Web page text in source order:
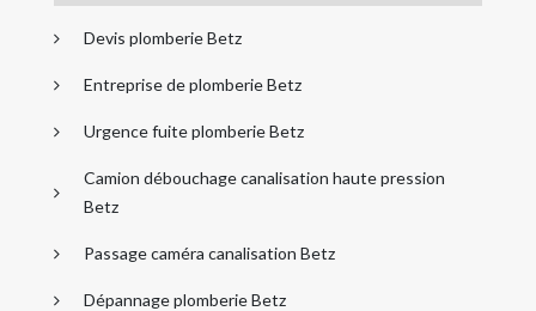
Devis plomberie Betz
Entreprise de plomberie Betz
Urgence fuite plomberie Betz
Camion débouchage canalisation haute pression
Betz
Passage caméra canalisation Betz
Dépannage plomberie Betz